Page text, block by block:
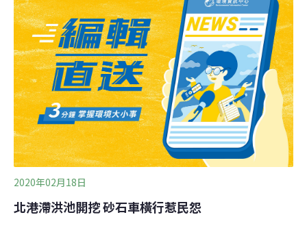
能政策，僅在原有的屋頂鋪設太陽能板，回饋金16％繳回
縣庫；其中專科大樓、行政大樓教室屋頂平台則因多年滲
水且酷熱問題，懸而未決，藉工程重新施作遮蔽以防水、
隔熱。校方多年苦無經費，利用工程機會修剪樹木改善環
境。謝美桃說，擴大第一停車場車棚鋪設太陽能板、規畫
學童等待區等；讓學生能遮蔽風雨，並改善動線，改採單
一方向，解決壅塞問題。謝美桃表示，學校過去因颱風肆
虐將樹連根拔起、壓倒欄杆，甚至有蛇、荔枝椿象等侵入
校園；藉工程修剪有危險疑慮的樟樹樹枝，將停車場的龍
2020年02月18日
北港滯洪池開挖 砂石車橫行惹民怨